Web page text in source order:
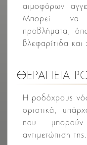
αιμοφόρων
Μπορεί να
προβλήματα,
βλεφαρίτιδα και
ΘΕΡΑΠΕΙΑ
Η ροδόχρους
οριστικά,
που
αντιμετώπιση της.